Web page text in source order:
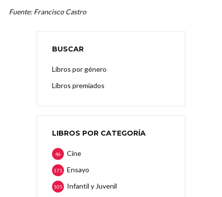
Fuente: Francisco Castro
BUSCAR
Libros por género
Libros premiados
LIBROS POR CATEGORÍA
Cine
46
Ensayo
171
Infantil y Juvenil
105